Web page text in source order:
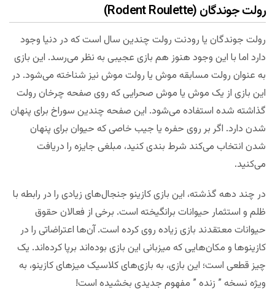
رولت جوندگان (Rodent Roulette)
رولت جوندگان یا رودنت رولت چندین سال است که در دنیا وجود
دارد اما با این وجود هنوز هم بازی عجیبی به نظر می‌رسد. این بازی
به عنوان رولت مسابقه موش یا رولت موش نیز شناخته می‌شود. در
این بازی از یک موش یا موش صحرایی که روی صفحه چرخان رولت
گذاشته شده استفاده می‌شود. این صفحه چندین سوراخ برای پنهان
شدن دارد. اگر بر روی حفره یا جیب خاصی که حیوان برای پنهان
شدن انتخاب می‌کند شرط بندی کنید، مبلغی جایزه را دریافت
می‌کنید.
در چند دهه گذشته، این بازی کازینو جنجال‌های زیادی را در رابطه با
ظلم و استثمار حیوانات برانگیخته است. برخی از فعالان حقوق
حیوانات معتقدند بازی زیاده روی کرده است. آن‌ها اعتراضاتی را در
کازینوها و مکان‌هایی که میزبانی این بازی بوده‌اند برپا کرده‌اند. یک
چیز قطعی است؛ این بازی، به بازی‌های کلاسیک میزهای کازینو، به
ویژه نسخه ” زنده ” مفهوم جدیدی بخشیده است!